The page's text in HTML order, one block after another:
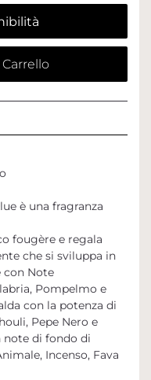
è una fragranza
fougère e regala
che si sviluppa in
con Note
Pompelmo e
con la potenza di
Pepe Nero e
note di fondo di
Incenso, Fava